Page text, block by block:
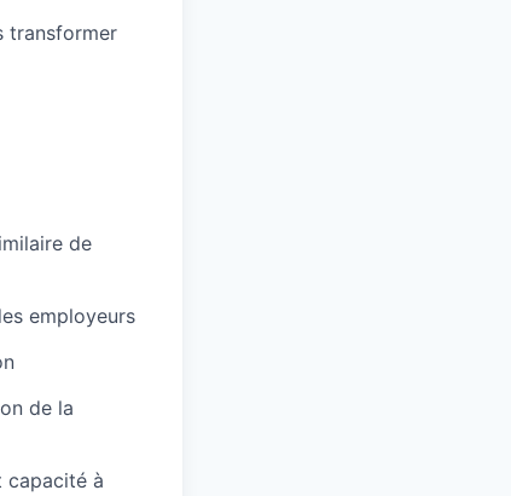
transformer
de
employeurs
de la
capacité à